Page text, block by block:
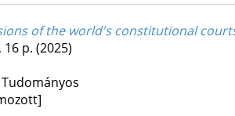
of the world's constitutional
16 p. (2025)